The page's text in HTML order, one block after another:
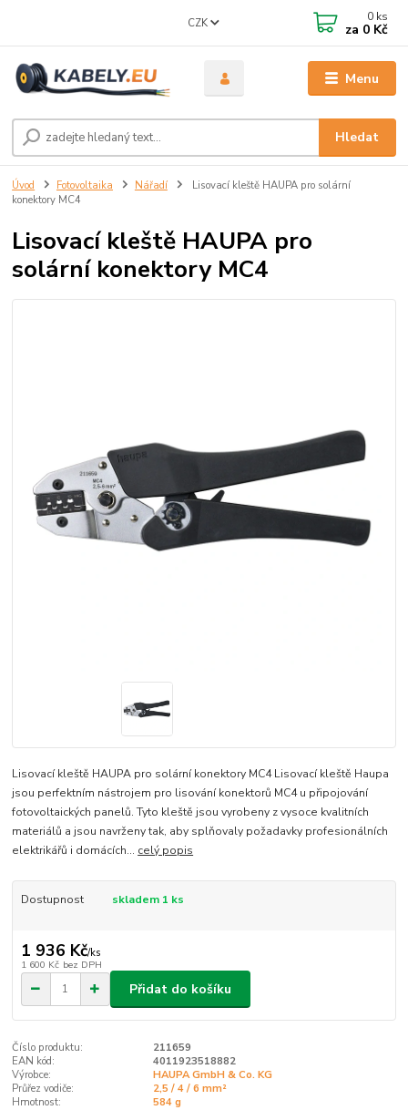
Menu
CZK
Hledat
0 ks
za 0 Kč
Úvod Fotovoltaika Nářadí
Lisovací kleště HAUPA pro solární
konektory MC4
Lisovací kleště HAUPA pro
solární konektory MC4
Lisovací kleště HAUPA pro solární konektory MC4 Lisovací kleště Haupa
jsou perfektním nástrojem pro lisování konektorů MC4 u připojování
fotovoltaických panelů. Tyto kleště jsou vyrobeny z vysoce kvalitních
materiálů a jsou navrženy tak, aby splňovaly požadavky profesionálních
elektrikářů i domácích... celý popis
Dostupnost skladem 1 ks
1 936 Kč/ks
1 600 Kč bez DPH
Přidat do košíku
Číslo produktu:
211659
EAN kód:
4011923518882
Výrobce:
HAUPA GmbH & Co. KG
Průřez vodiče:
2,5 / 4 / 6 mm²
Hmotnost:
584 g